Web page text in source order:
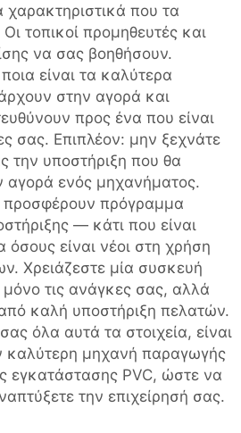
που τα
Οι τοπικοί προμηθευτές και
να σας βοηθήσουν.
είναι τα καλύτερα
στην αγορά και
προς ένα που είναι
σας. Επιπλέον: μην ξεχνάτε
την υποστήριξη που θα
αγορά ενός μηχανήματος.
προσφέρουν πρόγραμμα
— κάτι που είναι
όσους είναι νέοι στη χρήση
Χρειάζεστε μία συσκευή
τις ανάγκες σας, αλλά
καλή υποστήριξη πελατών.
όλα αυτά τα στοιχεία, είναι
καλύτερη μηχανή παραγωγής
εγκατάστασης PVC, ώστε να
την επιχείρησή σας.